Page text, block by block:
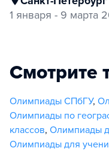
1 января - 9 марта
Смотрите
Олимпиады СПбГУ,
Олимпиады по
классов, Олимпиады
Олимпиады для